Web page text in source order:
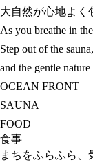
大自然が心地よく
As you breathe in
Step out of the sauna,
and the gentle
OCEAN FRONT
SAUNA
FOOD
食事
まちをふらふら、